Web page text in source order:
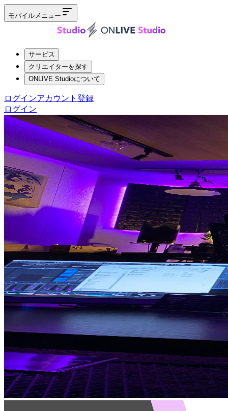
モバイルメニュー
サービス
クリエイターを探す
ONLIVE Studioについて
ログインアカウント登録
ログイン